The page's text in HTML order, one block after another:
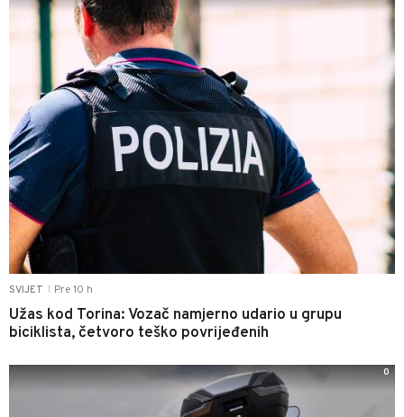
SVIJET Pre 10 h
Užas kod Torina: Vozač namjerno udario u grupu
biciklista, četvoro teško povrijeđenih
0